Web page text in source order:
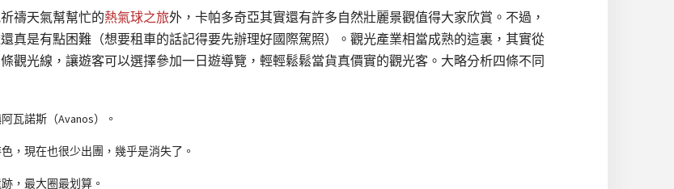
禱天氣幫幫忙的熱氣球之旅外，卡帕多奇亞其實還有許多自然壯麗景觀值得大家欣賞。不過，
真是有點困難（想要租車的話記得要先辦理好國際駕照）。觀光產業相當成熟的這裏，其實從
觀光線，讓遊客可以選擇參加一日遊導覽，輕輕鬆鬆當貨真價實的觀光客。大略分析四條不同
瓦諾斯（Avanos）。
，現在也很少出團，幾乎是消失了。
，最大圈最划算。